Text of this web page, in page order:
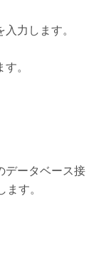
力します。
。
データベース接
す。